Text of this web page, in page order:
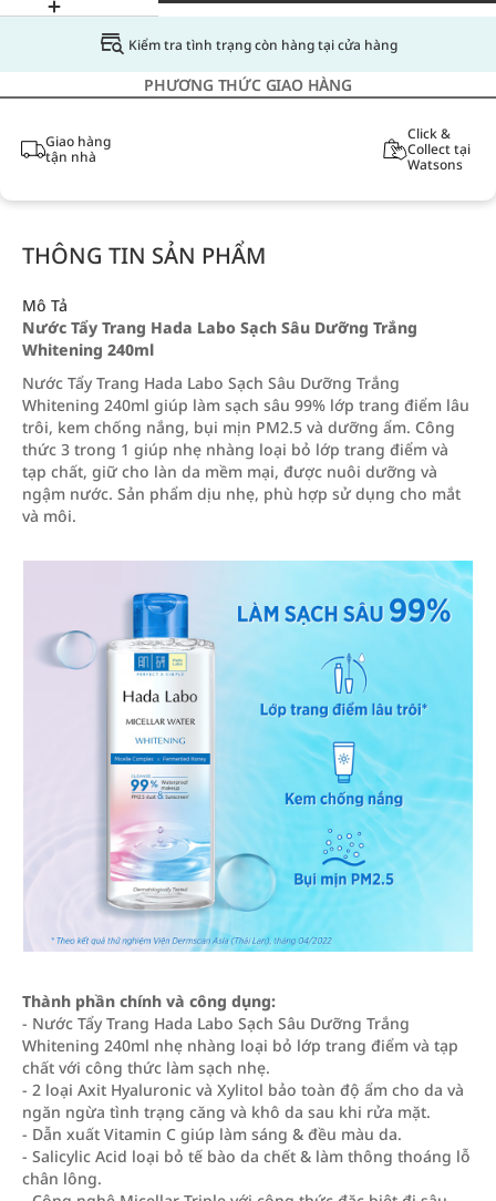
Kiểm tra tình trạng còn hàng tại cửa hàng
PHƯƠNG THỨC GIAO HÀNG
Giao hàng
tận nhà
Click &
Collect tại
Watsons
THÔNG TIN SẢN PHẨM
Mô Tả
Nước Tẩy Trang Hada Labo Sạch Sâu Dưỡng Trắng
Whitening 240ml
Nước Tẩy Trang Hada Labo Sạch Sâu Dưỡng Trắng
Whitening 240ml giúp làm sạch sâu 99% lớp trang điểm lâu
trôi, kem chống nắng, bụi mịn PM2.5 và dưỡng ẩm. Công
thức 3 trong 1 giúp nhẹ nhàng loại bỏ lớp trang điểm và
tạp chất, giữ cho làn da mềm mại, được nuôi dưỡng và
ngậm nước. Sản phẩm dịu nhẹ, phù hợp sử dụng cho mắt
và môi.
Thành phần chính và công dụng:
- Nước Tẩy Trang Hada Labo Sạch Sâu Dưỡng Trắng
Whitening 240ml nhẹ nhàng loại bỏ lớp trang điểm và tạp
chất với công thức làm sạch nhẹ.
- 2 loại Axit Hyaluronic và Xylitol bảo toàn độ ẩm cho da và
ngăn ngừa tình trạng căng và khô da sau khi rửa mặt.
- Dẫn xuất Vitamin C giúp làm sáng & đều màu da.
- Salicylic Acid loại bỏ tế bào da chết & làm thông thoáng lỗ
chân lông.